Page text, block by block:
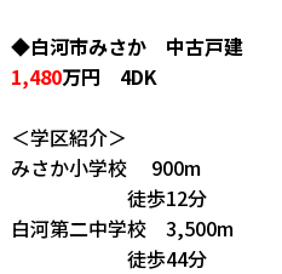
◆白河市みさか 中古戸建
1,480万円 4DK
＜学区紹介＞
みさか小学校 900m
徒歩12分
白河第二中学校 3,500m
徒歩44分